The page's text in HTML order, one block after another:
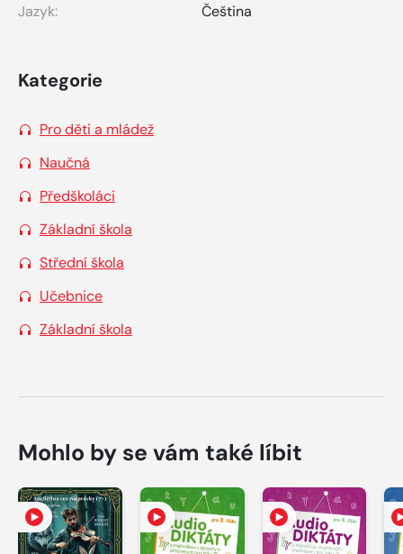
Jazyk:
Čeština
Kategorie
Pro děti a mládež
Naučná
Předškoláci
Základní škola
Střední škola
Učebnice
Základní škola
Mohlo by se vám také líbit